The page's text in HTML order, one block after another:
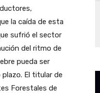
la caída de esta
sufrió el sector
del ritmo de
pueda ser
El titular de
Forestales de